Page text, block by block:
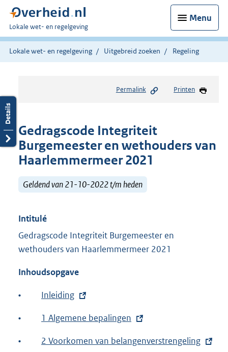
Menu
U
bent
hier:
Lokale wet- en regelgeving
Lokale wet- en regelgeving Uitgebreid zoeken Regeling
Permalink Printen
Gedragscode Integriteit
Burgemeester en wethouders van
Haarlemmermeer 2021
Geldend van 21-10-2022 t/m heden
Intitulé
Gedragscode Integriteit Burgemeester en
wethouders van Haarlemmermeer 2021
Inhoudsopgave
•
E
t
e
Inleiding
•
E
t
1 Algemene bepalingen
•
E
2 Voorkomen van belangenverstrengeling